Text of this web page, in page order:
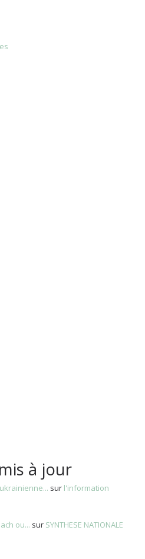
à jour
sur l'information
ou... sur SYNTHESE NATIONALE